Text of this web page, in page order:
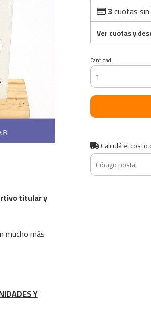
titular y
mucho más
Y
3cuotas
Ver cuotas y
Cantidad
Calculá el costo